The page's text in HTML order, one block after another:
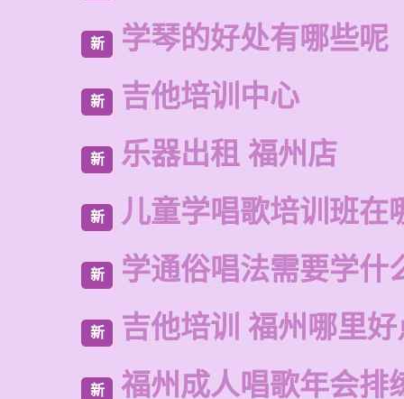
新 学琴的好处有哪些呢
新 吉他培训中心
新 乐器出租 福州店
新 儿童学唱歌培训班在
新 学通俗唱法需要学什
新 吉他培训 福州哪里好
新 福州成人唱歌年会排